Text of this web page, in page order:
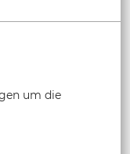
um die